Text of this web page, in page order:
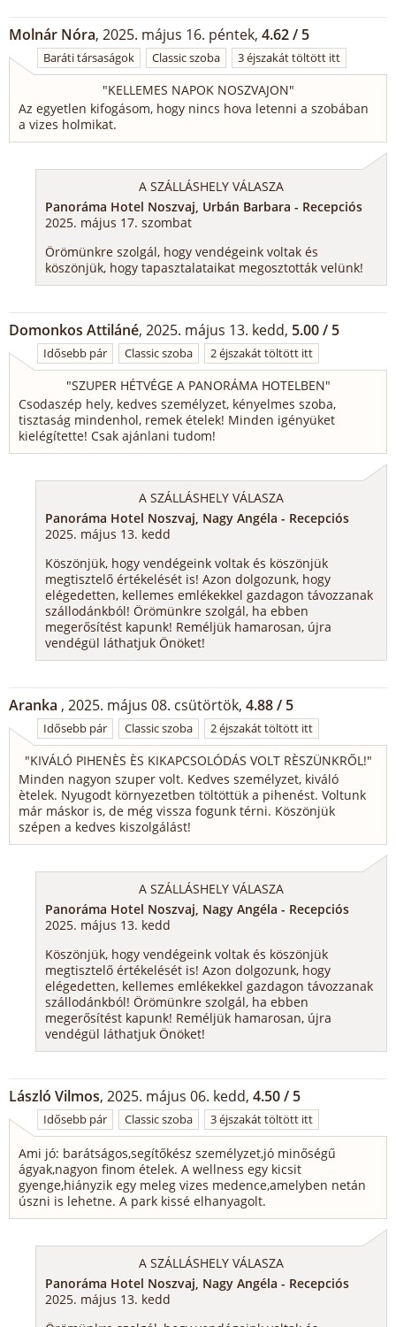
Molnár Nóra, 2025. május 16. péntek, 4.62 / 5
Baráti társaságok Classic szoba 3 éjszakát töltött itt
"KELLEMES NAPOK NOSZVAJON"
Az egyetlen kifogásom, hogy nincs hova letenni a szobában
a vizes holmikat.
A SZÁLLÁSHELY VÁLASZA
Panoráma Hotel Noszvaj, Urbán Barbara - Recepciós
2025. május 17. szombat
Örömünkre szolgál, hogy vendégeink voltak és
köszönjük, hogy tapasztalataikat megosztották velünk!
Domonkos Attiláné, 2025. május 13. kedd, 5.00 / 5
Idősebb pár Classic szoba 2 éjszakát töltött itt
"SZUPER HÉTVÉGE A PANORÁMA HOTELBEN"
Csodaszép hely, kedves személyzet, kényelmes szoba,
tisztaság mindenhol, remek ételek! Minden igényüket
kielégítette! Csak ajánlani tudom!
A SZÁLLÁSHELY VÁLASZA
Panoráma Hotel Noszvaj, Nagy Angéla - Recepciós
2025. május 13. kedd
Köszönjük, hogy vendégeink voltak és köszönjük
megtisztelő értékelését is! Azon dolgozunk, hogy
elégedetten, kellemes emlékekkel gazdagon távozzanak
szállodánkból! Örömünkre szolgál, ha ebben
megerősítést kapunk! Reméljük hamarosan, újra
vendégül láthatjuk Önöket!
Aranka , 2025. május 08. csütörtök, 4.88 / 5
Idősebb pár Classic szoba 2 éjszakát töltött itt
"KIVÁLÓ PIHENÈS ÈS KIKAPCSOLÓDÁS VOLT RÈSZÜNKRŐL!"
Minden nagyon szuper volt. Kedves személyzet, kiváló
ètelek. Nyugodt környezetben töltöttük a pihenést. Voltunk
már máskor is, de még vissza fogunk térni. Köszönjük
szépen a kedves kiszolgálást!
A SZÁLLÁSHELY VÁLASZA
Panoráma Hotel Noszvaj, Nagy Angéla - Recepciós
2025. május 13. kedd
Köszönjük, hogy vendégeink voltak és köszönjük
megtisztelő értékelését is! Azon dolgozunk, hogy
elégedetten, kellemes emlékekkel gazdagon távozzanak
szállodánkból! Örömünkre szolgál, ha ebben
megerősítést kapunk! Reméljük hamarosan, újra
vendégül láthatjuk Önöket!
László Vilmos, 2025. május 06. kedd, 4.50 / 5
Idősebb pár Classic szoba 3 éjszakát töltött itt
Ami jó: barátságos,segítőkész személyzet,jó minőségű
ágyak,nagyon finom ételek. A wellness egy kicsit
gyenge,hiányzik egy meleg vizes medence,amelyben netán
úszni is lehetne. A park kissé elhanyagolt.
A SZÁLLÁSHELY VÁLASZA
Panoráma Hotel Noszvaj, Nagy Angéla - Recepciós
2025. május 13. kedd